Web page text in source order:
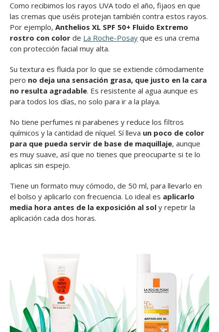
Como recibimos los rayos UVA todo el año, fijaos en que
las cremas que uséis protejan también contra estos rayos.
Por ejemplo, Anthelios XL SPF 50+ Fluido Extremo
rostro con color de La Roche-Posay que es una crema
con protección facial muy alta.
Su textura es fluida por lo que se extiende cómodamente
pero no deja una sensación grasa, que justo en la cara
no resulta agradable. Es resistente al agua aunque es
para todos los días, no solo para ir a la playa.
No tiene perfumes ni parabenes y reduce los filtros
químicos y la cantidad de níquel. Sí lleva un poco de color
para que pueda servir de base de maquillaje, aunque
es muy suave, así que no tienes que preocuparte si te lo
aplicas sin espejo.
Tiene un formato muy cómodo, de 50 ml, para llevarlo en
el bolso y aplicarlo con frecuencia. Lo ideal es aplicarlo
media hora antes de la exposición al sol y repetir la
aplicación cada dos horas.